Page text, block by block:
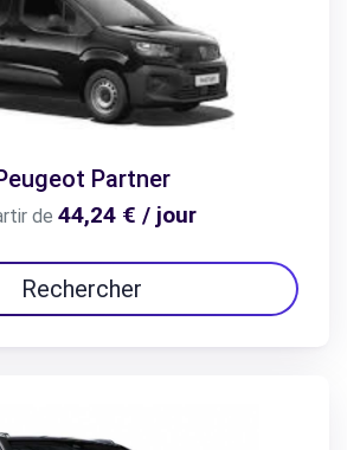
Partner
de 44,24 € / jour
Rechercher